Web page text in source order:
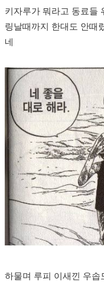
키자루가 뭐라고 동료들
링날때까지 한대도 안때
네
하물며 루피 이새낀 우솝